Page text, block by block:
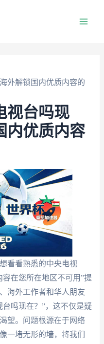
外解锁国内优质内容的
视台吗现
内优质内容
看看熟悉的中央电视
在您所在地区不可用”提
海外工作者和华人朋友
吗现在？”，这不仅是疑
望。问题根源在于网络
一堵无形的墙，将我们